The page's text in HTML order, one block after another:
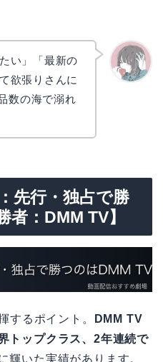
い」「最新の
欲張りさんに
数の海で溺れ
先行・独占で勝
：DMM TV】
するポイント。
DMM TV
トップクラス、2年連続で
輝いた実績があります。